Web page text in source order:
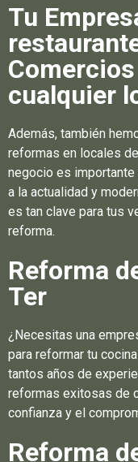
Tu
cualquier
Además, también
reformas en locales
negocio es importante
a la actualidad y
es tan clave para tus
reforma.
Reforma
Ter
¿Necesitas una
para reformar tu
tantos años de
reformas exitosas de
confianza y el
Reforma